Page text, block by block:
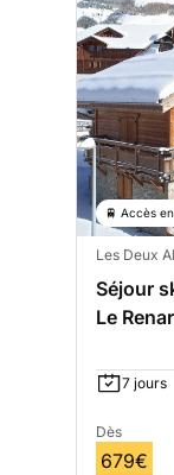
🚆 Accès
Les Deux
Séjour
Le
7 jours
Dès
679€